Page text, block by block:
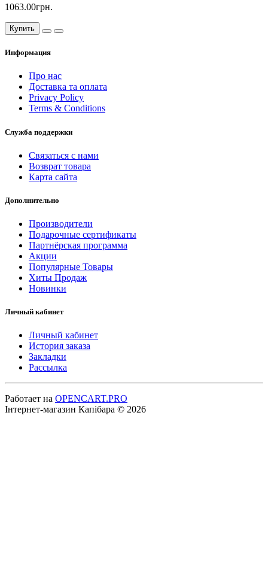
1063.00грн.
Купить
Информация
Про нас
Доставка та оплата
Privacy Policy
Terms & Conditions
Служба поддержки
Связаться с нами
Возврат товара
Карта сайта
Дополнительно
Производители
Подарочные сертификаты
Партнёрская программа
Акции
Популярные Товары
Хиты Продаж
Новинки
Личный кабинет
Личный кабинет
История заказа
Закладки
Рассылка
Работает на OPENCART.PRO
Інтернет-магазин Капібара © 2026